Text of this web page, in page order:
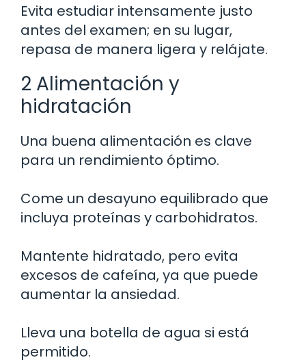
Evita estudiar intensamente justo
antes del examen; en su lugar,
repasa de manera ligera y relájate.
2 Alimentación y
hidratación
Una buena alimentación es clave
para un rendimiento óptimo.
Come un desayuno equilibrado que
incluya proteínas y carbohidratos.
Mantente hidratado, pero evita
excesos de cafeína, ya que puede
aumentar la ansiedad.
Lleva una botella de agua si está
permitido.